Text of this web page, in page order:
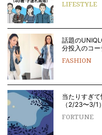
LIFESTYLE
話題の
分投入のコー
FASHION
当たりすぎ
（2/23〜3/1
FORTUNE